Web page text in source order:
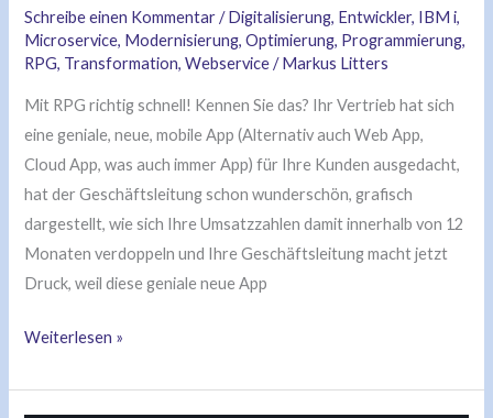
Schreibe einen Kommentar /Digitalisierung, Entwickler, IBM i,
Microservice, Modernisierung,Optimierung, Programmierung,
RPG, Transformation,Webservice/Markus Litters
Mit RPG richtig schnell! Kennen Sie das? Ihr Vertrieb hat sich
eine geniale, neue, mobile App (Alternativ auch Web App,
Cloud App, was auch immer App) für Ihre Kunden ausgedacht,
hat der Geschäftsleitung schon wunderschön, grafisch
dargestellt, wie sich Ihre Umsatzzahlen damit innerhalb von 12
Monaten verdoppeln und Ihre Geschäftsleitung macht jetzt
Druck, weil diese geniale neue App
Weiterlesen »